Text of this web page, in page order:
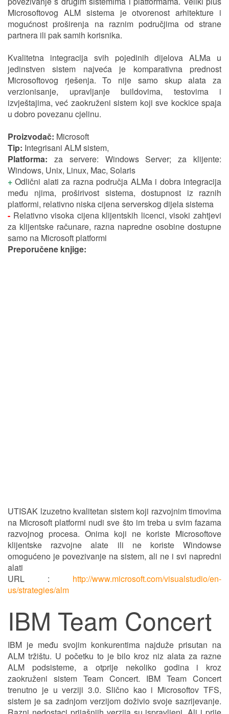
Microsoftovog ALM sistema je otvorenost arhitekture i
mogućnost proširenja na raznim područjima od strane
partnera ili pak samih korisnika.
Kvalitetna integracija svih pojedinih dijelova ALMa u
jedinstven sistem najveća je komparativna prednost
Microsoftovog rješenja. To nije samo skup alata za
verzionisanje, upravljanje buildovima, testovima i
izvještajima, već zaokruženi sistem koji sve kockice spaja
u dobro povezanu cjelinu.
Proizvodač: Microsoft
Tip: Integrisani ALM sistem,
Platforma: za servere: Windows Server; za klijente:
Windows, Unix, Linux, Mac, Solaris
+ Odlični alati za razna područja ALMa i dobra integracija
među njima, proširivost sistema, dostupnost iz raznih
platformi, relativno niska cijena serverskog dijela sistema
- Relativno visoka cijena klijentskih licenci, visoki zahtjevi
za klijentske računare, razna napredne osobine dostupne
samo na Microsoft platformi
Preporučene knjige:
UTISAK lzuzetno kvalitetan sistem koji razvojnim timovima
na Microsoft platformi nudi sve što im treba u svim fazama
razvojnog procesa. Onima koji ne koriste Microsoftove
klijentske razvojne alate ili ne koriste Windowse
omogućeno je povezivanje na sistem, ali ne i svi napredni
alati
URL : http://www.microsoft.com/visualstudio/en-
us/strategies/alm
IBM Team Concert
IBM je među svojim konkurentima najduže prisutan na
ALM tržištu. U početku to je bilo kroz niz alata za razne
ALM podsisteme, a otprije nekoliko godina i kroz
zaokruženi sistem Team Concert. IBM Team Concert
trenutno je u verziji 3.0. Slično kao i Microsoftov TFS,
sistem je sa zadnjom verzijom doživio svoje sazrijevanje.